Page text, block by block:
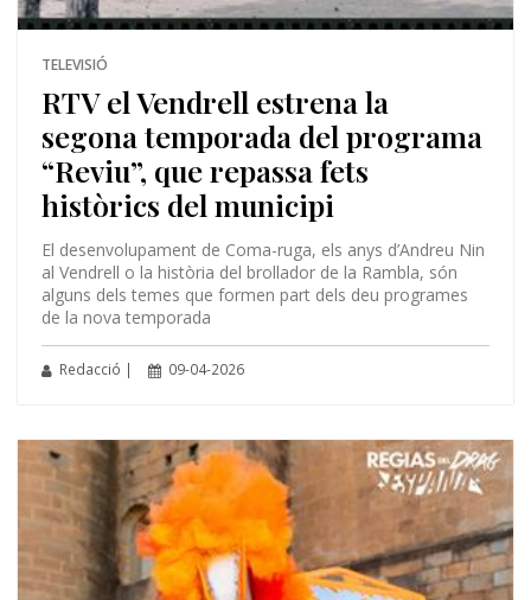
TELEVISIÓ
RTV el Vendrell estrena la
segona temporada del programa
“Reviu”, que repassa fets
històrics del municipi
El desenvolupament de Coma-ruga, els anys d’Andreu Nin
al Vendrell o la història del brollador de la Rambla, són
alguns dels temes que formen part dels deu programes
de la nova temporada
Redacció | 09-04-2026